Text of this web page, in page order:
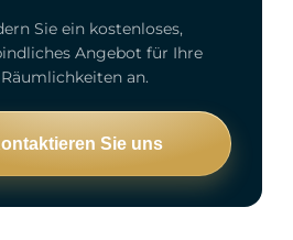
Sie ein kostenloses,
Angebot für Ihre
Räumlichkeiten an.
Sie uns